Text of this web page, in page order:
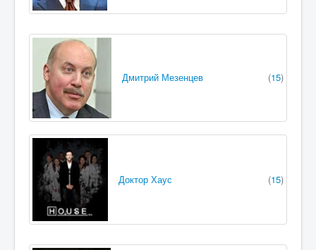
Дмитрий Мезенцев (15)
Доктор Хаус (15)